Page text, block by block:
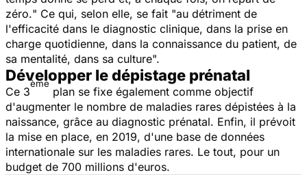
zéro." Ce qui, selon elle, se fait "au détriment de
l'efficacité dans le diagnostic clinique, dans la prise en
charge quotidienne, dans la connaissance du patient, de
sa mentalité, dans sa culture".
Développer le dépistage prénatal
Ce 3
ème
plan se fixe également comme objectif
d'augmenter le nombre de maladies rares dépistées à la
naissance, grâce au diagnostic prénatal. Enfin, il prévoit
la mise en place, en 2019, d'une base de données
internationale sur les maladies rares. Le tout, pour un
budget de 700 millions d'euros.